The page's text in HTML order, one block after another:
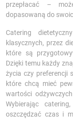
przepłacać –
dopasowaną do
Catering
klasycznych, przez
które są
Dzięki temu każdy
życia czy preferencji
które chcą mieć
wartości
Wybierając
oszczędzać czas i